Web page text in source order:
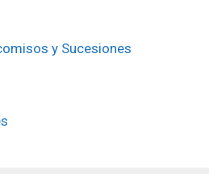
y Sucesiones